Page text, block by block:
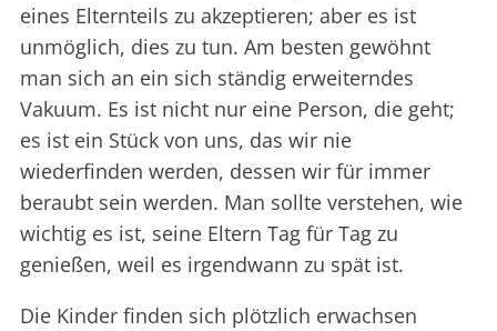
eines Elternteils zu akzeptieren; aber es ist
unmöglich, dies zu tun. Am besten gewöhnt
man sich an ein sich ständig erweiterndes
Vakuum. Es ist nicht nur eine Person, die geht;
es ist ein Stück von uns, das wir nie
wiederfinden werden, dessen wir für immer
beraubt sein werden. Man sollte verstehen, wie
wichtig es ist, seine Eltern Tag für Tag zu
genießen, weil es irgendwann zu spät ist.
Die Kinder finden sich plötzlich erwachsen